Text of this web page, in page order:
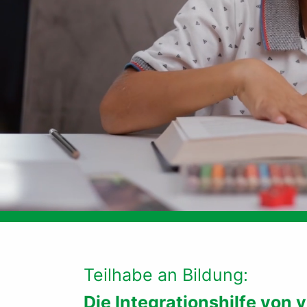
Teilhabe an Bildung:
Die Integrationshilfe von